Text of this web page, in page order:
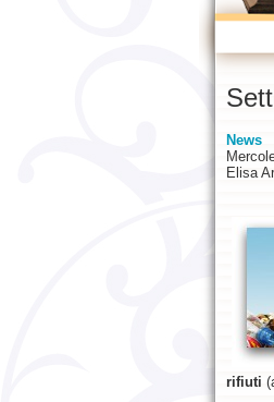
News
Elisa
rifiuti